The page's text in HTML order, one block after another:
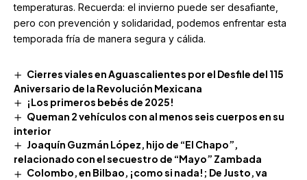
temperaturas. Recuerda: el invierno puede ser desafiante,
pero con prevención y solidaridad, podemos enfrentar esta
temporada fría de manera segura y cálida.
Cierres viales en Aguascalientes por el Desfile del 115
Aniversario de la Revolución Mexicana
¡Los primeros bebés de 2025!
Queman 2 vehículos con al menos seis cuerpos en su
interior
Joaquín Guzmán López, hijo de “El Chapo”,
relacionado con el secuestro de “Mayo” Zambada
Colombo, en Bilbao, ¡como si nada!; De Justo, va